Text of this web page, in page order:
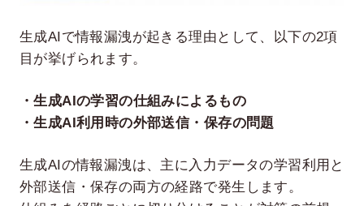
生成AIで情報漏洩が起きる理由として、以下の2項
目が挙げられます。
・生成AIの学習の仕組みによるもの
・生成AI利用時の外部送信・保存の問題
生成AIの情報漏洩は、主に入力データの学習利用と
外部送信・保存の両方の経路で発生します。